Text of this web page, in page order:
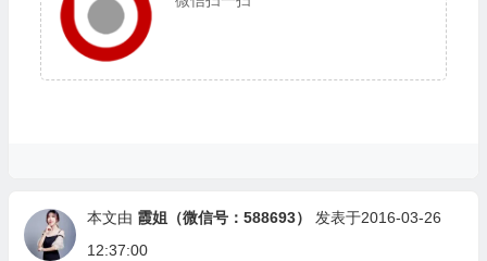
本文由 霞姐（微信号：588693）
发表于2016-03-26
12:37:00